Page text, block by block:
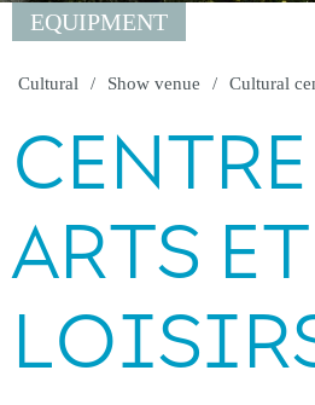
EQUIPMENT
Cultural Show venue Cultural
ARTS ET